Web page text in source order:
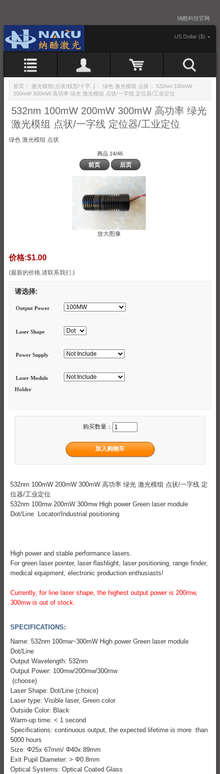
纳酷科技官网
US Dollar ($)
首页 :: 激光模组(点状/线型/十字..) :: 绿色 激光模组 点状 :: 532nm 100mW
200mW 300mW 高功率 绿光 激光模组 点状/一字线 定位器/工业定位
532nm 100mW 200mW 300mW 高功率 绿光
激光模组 点状/一字线 定位器/工业定位
绿色 激光模组 点状
商品 14/46
前页 后页
放大图像
价格:$1.00
(最新的价格,请联系我们.)
请选择:
Output Power
Laser Shape
Power Supply
Laser Module
Holder
购买数量：
532nm 100mW 200mW 300mW 高功率 绿光 激光模组 点状/一字线 定
位器/工业定位
532nm 100mw 200mW 300mw High power Green laser module
Dot/Line Locator/Industrial positioning
High power and stable performance lasers.
For green laser pointer, laser flashlight, laser positioning, range finder,
medical equipment, electronic production enthusiasts!
Currently, for line laser shape, the highest output power is 200mw,
300mw is out of stock.
SPECIFICATIONS:
Name: 532nm 100mw~300mW High power Green laser module
Dot/Line
Output Wavelength: 532nm
Output Power: 100mw/200mw/300mw
(choose)
Laser Shape: Dot/Line (choice)
Laser type: Visible laser, Green color
Outside Color: Black
Warm-up time: < 1 second
Specifications: continuous output, the expected lifetime is more than
5000 hours
Size: Φ25x 67mm/ Φ40x 89mm
Exit Pupil Diameter: > Φ0.8mm
Optical Systems: Optical Coated Glass